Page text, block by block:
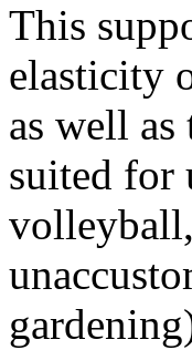
This
elasticity
as well
suited for